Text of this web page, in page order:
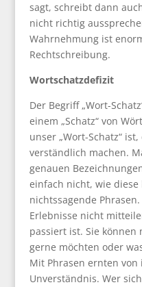
sagt, schreibt dann
nicht richtig
Wahrnehmung ist
Rechtschreibung.
Wortschatzdefizit
Der Begriff „Wort-
einem „Schatz“ von
unser „Wort-Schatz“
verständlich machen.
genauen
einfach nicht, wie
nichtssagende
Erlebnisse nicht
passiert ist. Sie können
gerne möchten oder
Mit Phrasen ernten
Unverständnis. Wer